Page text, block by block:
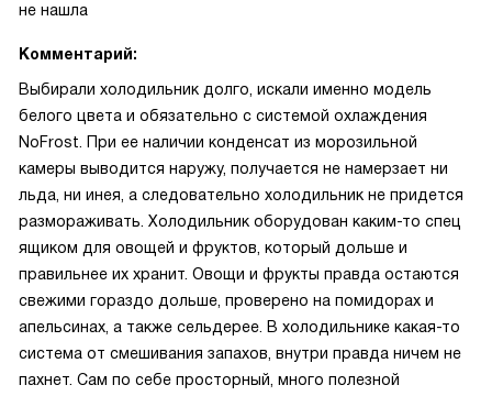
не нашла
Комментарий:
Выбирали холодильник долго, искали именно модель
белого цвета и обязательно с системой охлаждения
NoFrost. При ее наличии конденсат из морозильной
камеры выводится наружу, получается не намерзает ни
льда, ни инея, а следовательно холодильник не придется
размораживать. Холодильник оборудован каким-то спец
ящиком для овощей и фруктов, который дольше и
правильнее их хранит. Овощи и фрукты правда остаются
свежими гораздо дольше, проверено на помидорах и
апельсинах, а также сельдерее. В холодильнике какая-то
система от смешивания запахов, внутри правда ничем не
пахнет. Сам по себе просторный, много полезной